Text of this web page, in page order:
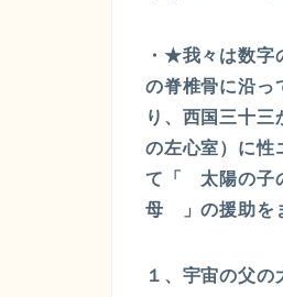
・★我々は数
の脊椎骨に沿っ
り、西国三十
の左心室）に性
て「 太陽の子
母 」の援助を
１、宇宙の父の